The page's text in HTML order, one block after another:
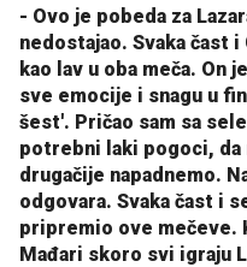
- Ovo je pobeda za
nedostajao. Svaka čast
kao lav u oba meča.
sve emocije i snagu u
šest'. Pričao sam sa
potrebni laki pogoci, da
drugačije napadnemo.
odgovara. Svaka čast i
pripremio ove mečeve.
Mađari skoro svi igraju